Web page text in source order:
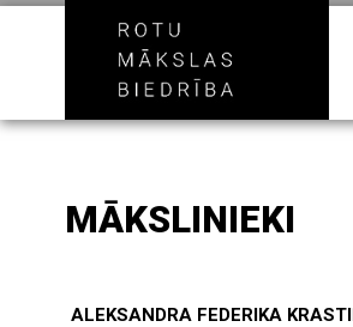
MĀKSLINIEKI
ALEKSANDRA FEDERIKA